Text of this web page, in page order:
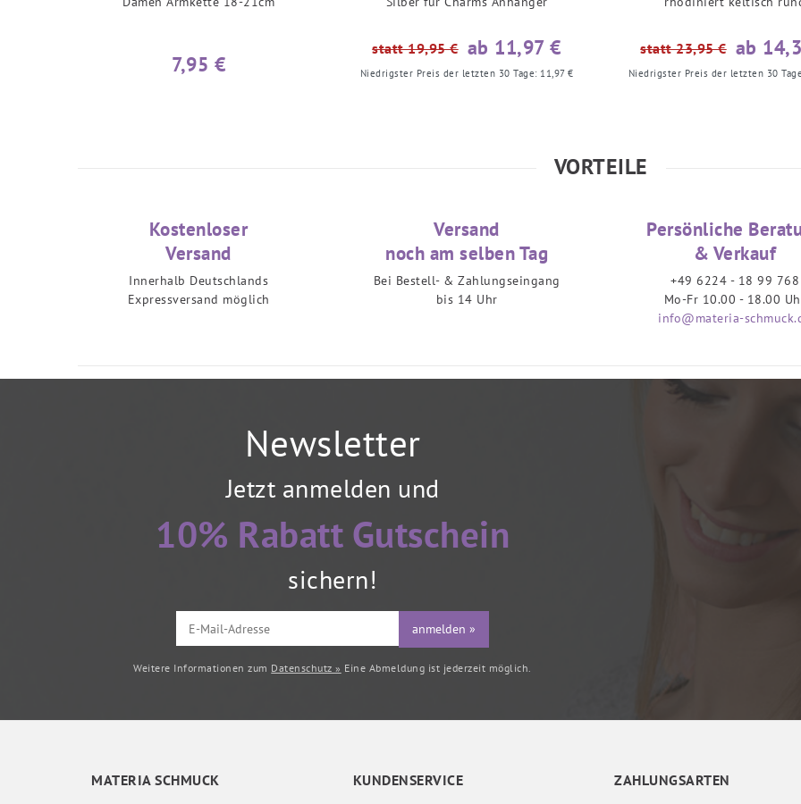
7,95 €
statt 19,95 € ab 11,97 €
Niedrigster Preis der letzten 30 Tage: 11,97 €
statt 23,95 € ab
Niedrigster Preis der letzten 30
VORTEILE
Kostenloser
Versand
Innerhalb Deutschlands
Expressversand möglich
Versand
noch am selben Tag
Bei Bestell- & Zahlungseingang
bis 14 Uhr
Persönliche
& Verkauf
+49 6224 - 18 99 768
Mo-Fr 10.00 - 18.00
info@materia-
Newsletter
Jetzt anmelden und
10% Rabatt Gutschein
sichern!
anmelden »
Weitere Informationen zum Datenschutz » Eine Abmeldung ist jederzeit möglich.
MATERIA SCHMUCK KUNDENSERVICE ZAHLUNGSARTEN